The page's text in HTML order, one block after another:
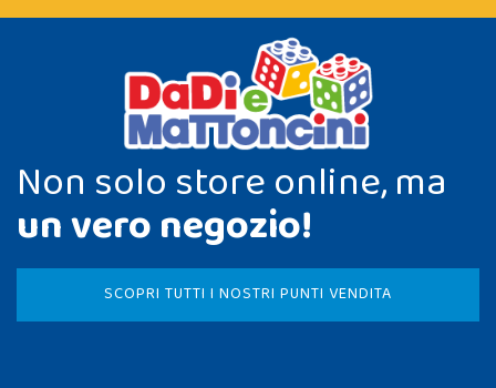
Non solo store online, ma
un vero negozio!
SCOPRI TUTTI I NOSTRI PUNTI VENDITA